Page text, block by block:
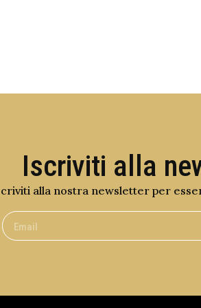
Iscriviti alla
alla nostra newsletter per